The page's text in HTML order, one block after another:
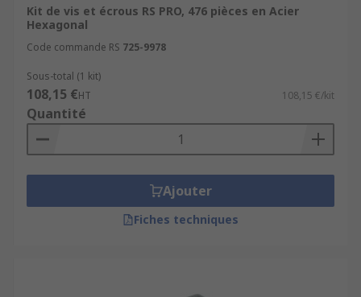
Kit de vis et écrous RS PRO, 476 pièces en Acier
Hexagonal
Code commande RS 725-9978
Sous-total (1 kit)
108,15 €HT 108,15 €/kit
Quantité
Ajouter
Fiches techniques